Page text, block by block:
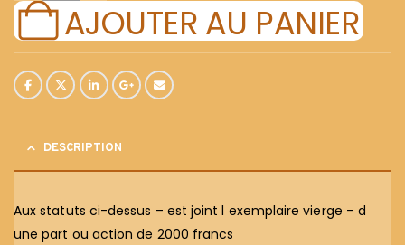
AJOUTER AU PANIER
DESCRIPTION
Aux statuts ci-dessus – est joint l exemplaire vierge – d
une part ou action de 2000 francs